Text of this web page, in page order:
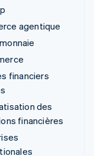
agentique
financiers
des
financières